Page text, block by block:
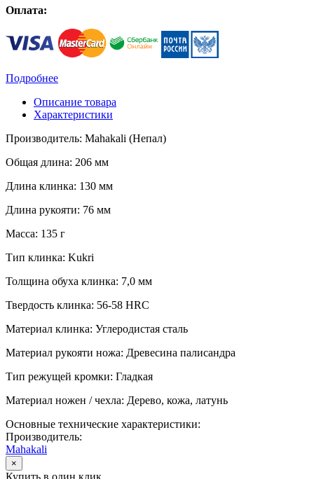
Оплата:
Подробнее
Описание товара
Характеристики
Производитель: Mahakali (Непал)
Общая длина: 206 мм
Длина клинка: 130 мм
Длина рукояти: 76 мм
Масса: 135 г
Тип клинка: Kukri
Толщина обуха клинка: 7,0 мм
Твердость клинка: 56-58 HRC
Материал клинка: Углеродистая сталь
Материал рукояти ножа: Древесина палисандра
Тип режущей кромки: Гладкая
Материал ножен / чехла: Дерево, кожа, латунь
Основные технические характеристики:
Производитель:
Mahakali
×